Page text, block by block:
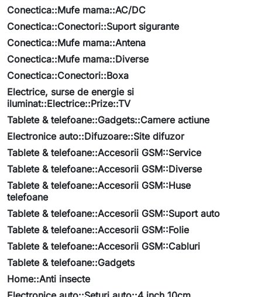
Conectica::Mufe mama::AC/DC
Conectica::Conectori::Suport sigurante
Conectica::Mufe mama::Antena
Conectica::Mufe mama::Diverse
Conectica::Conectori::Boxa
Electrice, surse de energie si
iluminat::Electrice::Prize::TV
Tablete & telefoane::Gadgets::Camere actiune
Electronice auto::Difuzoare::Site difuzor
Tablete & telefoane::Accesorii GSM::Service
Tablete & telefoane::Accesorii GSM::Diverse
Tablete & telefoane::Accesorii GSM::Huse
telefoane
Tablete & telefoane::Accesorii GSM::Suport auto
Tablete & telefoane::Accesorii GSM::Folie
Tablete & telefoane::Accesorii GSM::Cabluri
Tablete & telefoane::Gadgets
Home::Anti insecte